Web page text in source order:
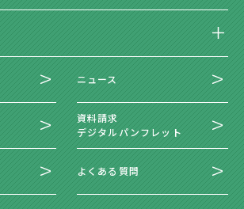
ニュース
資料請求
デジタルパンフレット
よくある質問